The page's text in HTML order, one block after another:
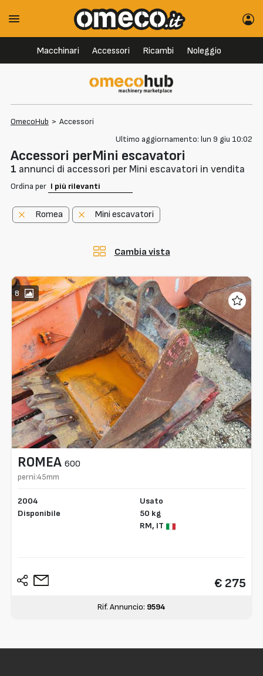
Macchinari Accessori Ricambi Noleggio
OmecoHub > Accessori
Ultimo aggiornamento: lun 9 giu 10:02
Accessori perMini escavatori
1 annunci di accessori per Mini escavatori in vendita
Ordina per
Romea Mini escavatori
Cambia vista
8
ROMEA 600
perni:45mm
2004
Disponibile
Usato
50 kg
RM, IT
€ 275
Rif. Annuncio: 9594